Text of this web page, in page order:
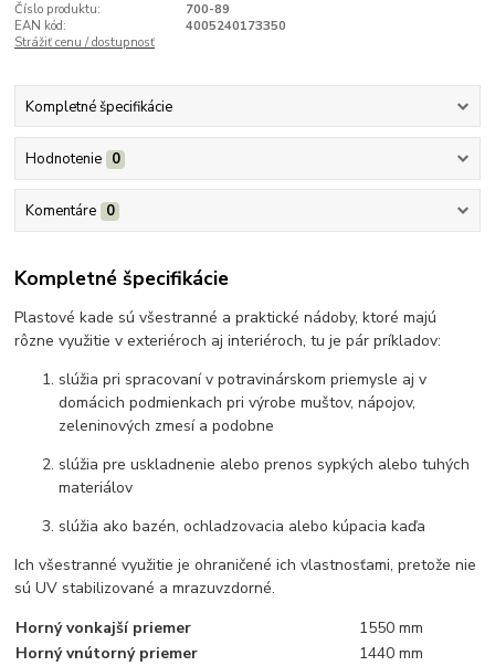
Číslo produktu:
700-89
EAN kód:
4005240173350
Strážiť cenu / dostupnosť
Kompletné špecifikácie
Hodnotenie 0
Komentáre 0
Kompletné špecifikácie
Plastové kade sú všestranné a praktické nádoby, ktoré majú
rôzne využitie v exteriéroch aj interiéroch, tu je pár príkladov:
slúžia pri spracovaní v potravinárskom priemysle aj v
domácich podmienkach pri výrobe muštov, nápojov,
zeleninových zmesí a podobne
slúžia pre uskladnenie alebo prenos sypkých alebo tuhých
materiálov
slúžia ako bazén, ochladzovacia alebo kúpacia kaďa
Ich všestranné využitie je ohraničené ich vlastnosťami, pretože nie
sú UV stabilizované a mrazuvzdorné.
Horný vonkajší priemer
1550 mm
Horný vnútorný priemer
1440 mm